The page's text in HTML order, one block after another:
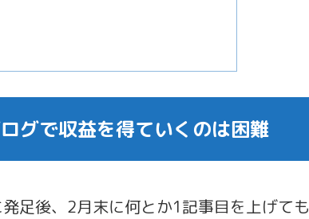
グで収益を得ていくのは困難
足後、2月末に何とか1記事目を上げても